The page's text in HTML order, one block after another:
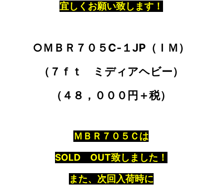
宜しくお願い致します！
○ＭＢＲ７０５C‐１JP（ＩＭ）
（７ｆｔ ミディアヘビー）
（４８，０００円＋税）
ＭＢＲ７０５Ｃは
SOLD OUT致しました！
また、次回入荷時に